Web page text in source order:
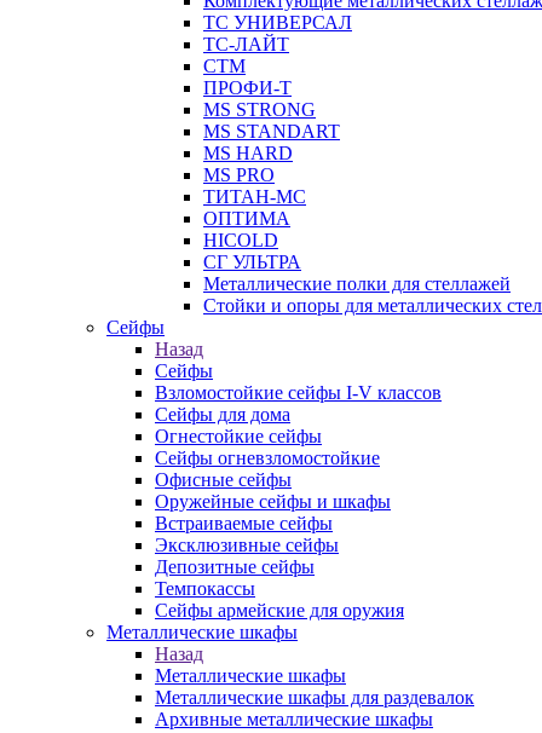
ТС УНИВЕРСАЛ
ТС-ЛАЙТ
СТМ
ПРОФИ-Т
MS STRONG
MS STANDART
MS HARD
MS PRO
ТИТАН-МС
ОПТИМА
HICOLD
СГ УЛЬТРА
Металлические полки для стеллажей
Стойки и опоры для металлических
Сейфы
Назад
Сейфы
Взломостойкие сейфы I-V классов
Сейфы для дома
Огнестойкие сейфы
Сейфы огневзломостойкие
Офисные сейфы
Оружейные сейфы и шкафы
Встраиваемые сейфы
Эксклюзивные сейфы
Депозитные сейфы
Темпокассы
Сейфы армейские для оружия
Металлические шкафы
Назад
Металлические шкафы
Металлические шкафы для раздевалок
Архивные металлические шкафы